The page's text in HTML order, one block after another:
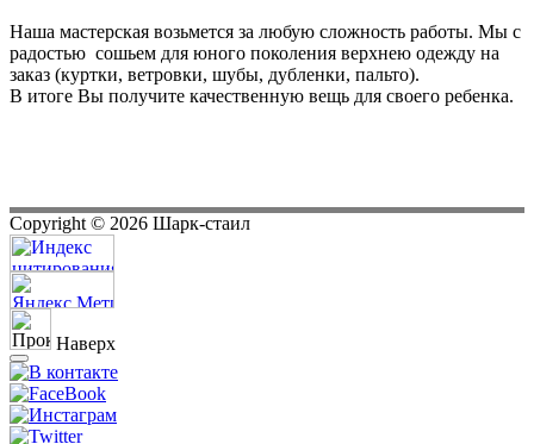
Наша мастерская возьмется за любую сложность работы. Мы с
радостью сошьем для юного поколения верхнею одежду на
заказ (куртки, ветровки, шубы, дубленки, пальто).
В итоге Вы получите качественную вещь для своего ребенка.
Copyright © 2026 Шарк-стаил
Наверх